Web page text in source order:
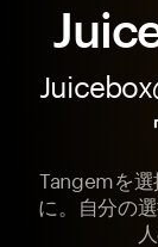
Tangemを
に。自分の